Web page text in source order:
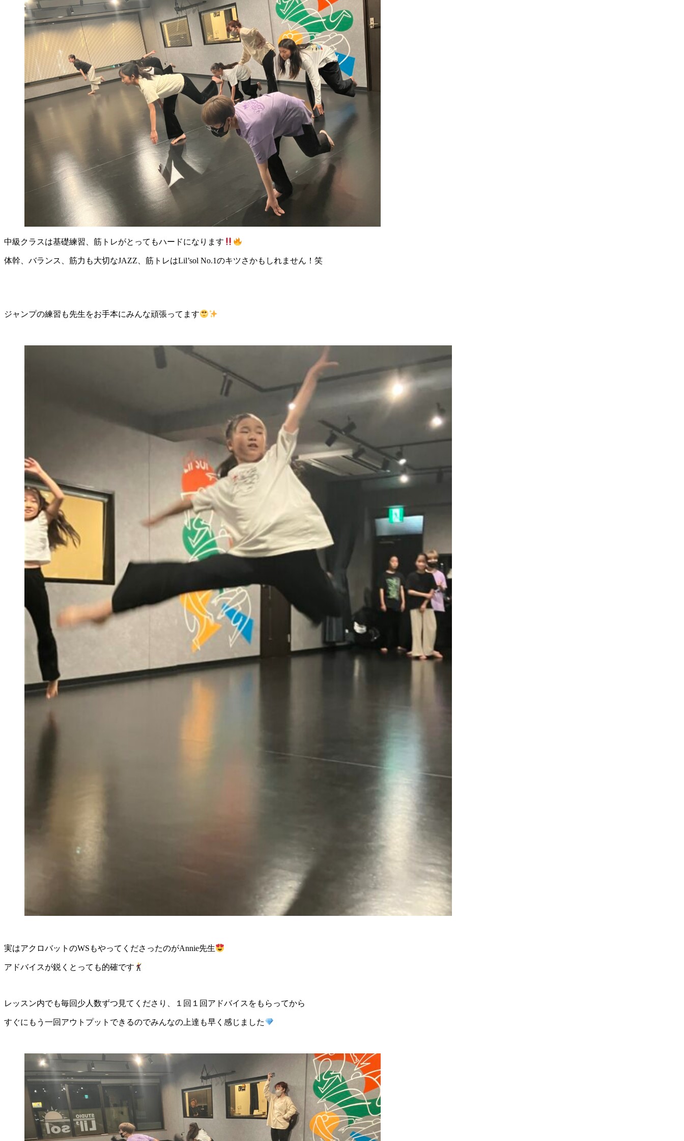
中級クラスは基礎練習、筋トレがとってもハードになります
体幹、バランス、筋力も大切なJAZZ、筋トレはLil’sol No.1のキツさかもしれません！笑
ジャンプの練習も先生をお手本にみんな頑張ってます
実はアクロバットのWSもやってくださったのがAnnie先生
アドバイスが鋭くとっても的確です
レッスン内でも毎回少人数ずつ見てくださり、１回１回アドバイスをもらってから
すぐにもう一回アウトプットできるのでみんなの上達も早く感じました